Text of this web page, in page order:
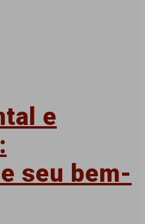
e
seu bem-